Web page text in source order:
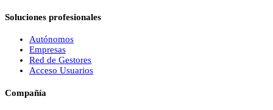
Soluciones profesionales
Autónomos
Empresas
Red de Gestores
Acceso Usuarios
Compañía